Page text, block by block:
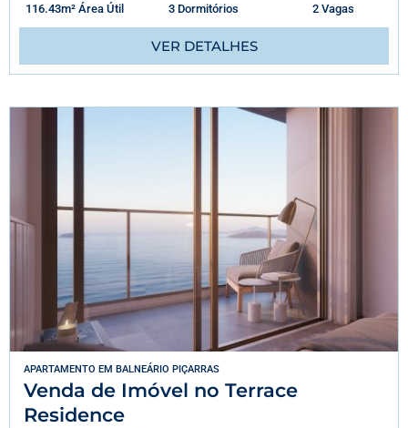
116.43m² Área Útil 3 Dormitórios 2 Vagas
VER DETALHES
APARTAMENTO EM BALNEÁRIO PIÇARRAS
Venda de Imóvel no Terrace
Residence